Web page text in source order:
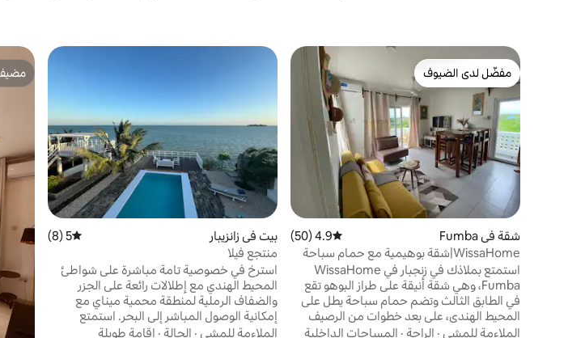
مفضّل لدى الضيوف
مفضّل لدى الضيوف
شقة في Fumba متوسط التقييم 4.9 من 5، 50 مراجعات
4.9 (50)
WissaHome|شقة بوهيمية مع حمام سباحة
وتستوعب 4 أشخاص
استمتع بملاذك في زنجبار في WissaHome
Fumba، وهي شقة أنيقة على طراز البوهو تقع
في الطابق الثالث وتضم حمام سباحة يطل على
المحيط الهندي، على بعد خطوات من الرصيف
البحري حيث تبحر المراكب الشراعية التقليدية
الملاءمة للمشي · الراحة · المساحات الداخلية
بيت في زانزيبار متوسط التقييم 5 من 5، 8 مراجعات
5 (8)
منتجع فيلا
استرخ في خصوصية تامة مباشرة على شواطئ
المحيط الهندي مع إطلالات رائعة على الجزر
والضفاف الرملية لمنطقة محمية ميناي مع
إمكانية الوصول المباشر إلى البحر. استمتع
بحمام السباحة الكبير اللامتناهي والسطح
الملاءمة للمشي · الحالة · إقامة طويلة